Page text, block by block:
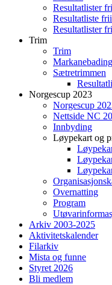
Resultatlister
Resultatliste
Resultatlister
Trim
Trim
Sætretrimmen
Norgescup 2023
Norgescup
Nettside NC
Innbyding
Løypekart og
Overnatting
Program
Arkiv 2003-2025
Aktivitetskalender
Filarkiv
Mista og funne
Styret 2026
Bli medlem